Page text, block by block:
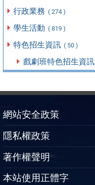
行政業務 ( 274 )
學生活動 ( 819 )
特色招生資訊 ( 50 )
戲劇班特色招生資訊
網站安全政策
隱私權政策
著作權聲明
本站使用正體字